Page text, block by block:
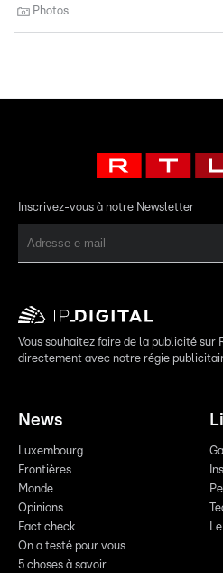
Photos
Inscrivez-vous à notre Newsletter
Vous souhaitez faire de la publicité sur
directement avec notre régie
News
Luxembourg
Frontières
Monde
Opinions
Fact check
On a testé pour vous
5 choses à savoir